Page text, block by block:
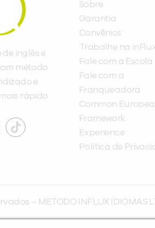
inglês e
método
e
rápido.
Sobre
Garantia
Convênios
Trabalhe na
Fale com a Escola
Fale com a
Franqueadora
Common
Framework
Experience
Política de
– METODO INFLUX IDIOMAS